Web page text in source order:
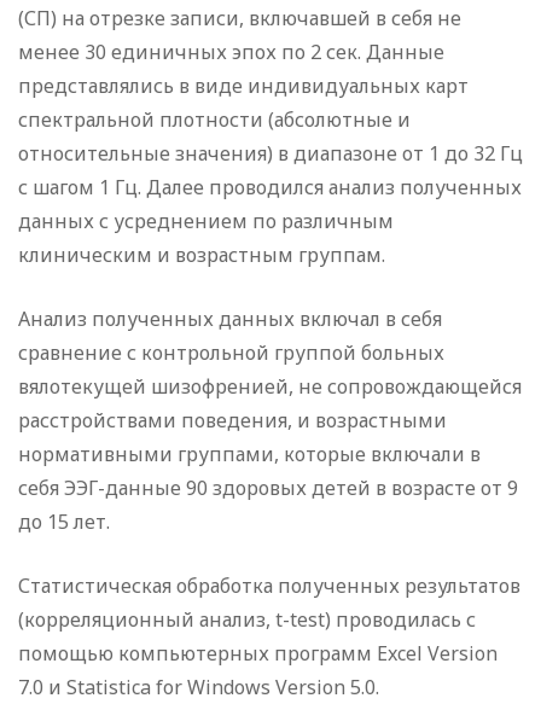
(СП) на отрезке записи, включавшей в себя не
менее 30 единичных эпох по 2 сек. Данные
представлялись в виде индивидуальных карт
спектральной плотности (абсолютные и
относительные значения) в диапазоне от 1 до 32 Гц
с шагом 1 Гц. Далее проводился анализ полученных
данных с усреднением по различным
клиническим и возрастным группам.
Анализ полученных данных включал в себя
сравнение с контрольной группой больных
вялотекущей шизофренией, не сопровождающейся
расстройствами поведения, и возрастными
нормативными группами, которые включали в
себя ЭЭГ-данные 90 здоровых детей в возрасте от 9
до 15 лет.
Статистическая обработка полученных результатов
(корреляционный анализ, t-test) проводилась с
помощью компьютерных программ Excel Version
7.0 и Statistica for Windows Version 5.0.